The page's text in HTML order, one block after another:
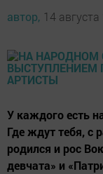
автор, 14
У каждого есть
Где ждут тебя, с
родился и рос
девчата» и